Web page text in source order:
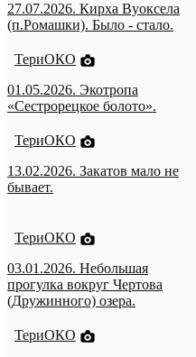
27.07.2026. Кирха Вуоксела
(п.Ромашки). Было - стало.
ТериОКО
01.05.2026. Экотропа
«Сестрорецкое болото».
ТериОКО
13.02.2026. Закатов мало не
бывает.
ТериОКО
03.01.2026. Небольшая
прогулка вокруг Чертова
(Дружинного) озера.
ТериОКО